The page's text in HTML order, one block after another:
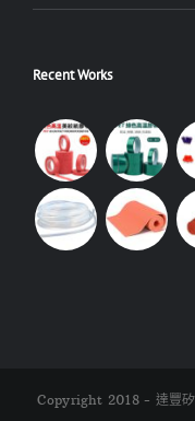
Recent Works
Copyright 2018 - 達豐矽